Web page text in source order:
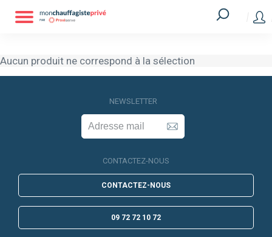
Aucun produit ne correspond à la sélection
NEWSLETTER
CONTACTEZ-NOUS
CONTACTEZ-NOUS
09 72 72 10 72